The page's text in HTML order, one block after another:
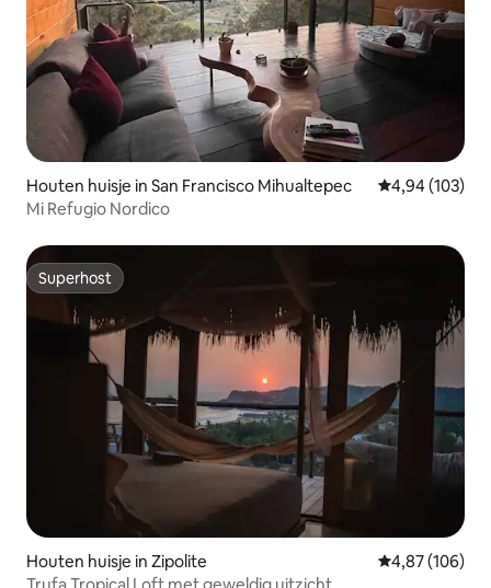
Houten huisje in San Francisco Mihualtepec Gemiddelde
4,94 (103)
Mi Refugio Nordico
Superhost
Superhost
Houten huisje in Zipolite Gemiddelde
4,87 (106)